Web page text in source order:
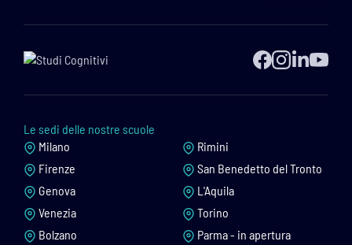
Le sedi delle nostre scuole
Milano
Firenze
Genova
Venezia
Bolzano
Rimini
San Benedetto del Tronto
L'Aquila
Torino
Parma - in apertura